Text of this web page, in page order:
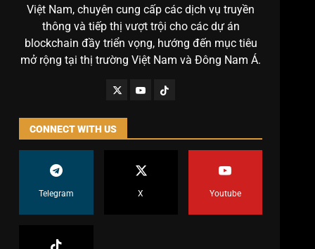
Việt Nam, chuyên cung cấp các dịch vụ truyền
thông và tiếp thị vượt trội cho các dự án
blockchain đầy triển vọng, hướng đến mục tiêu
mở rộng tại thị trường Việt Nam và Đông Nam Á.
CONNECT WITH US
Telegram X Youtube